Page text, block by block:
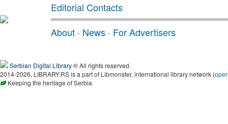
Editorial Contacts
About · News · For Advertisers
Serbian Digital Library® All rights reserved.
2014-2026, LIBRARY.RS is a part of Libmonster, international library network (
Keeping the heritage of Serbia